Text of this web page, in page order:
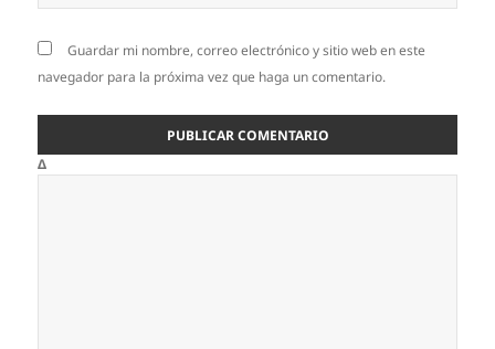
Guardar mi nombre, correo electrónico y sitio web en este
navegador para la próxima vez que haga un comentario.
Δ